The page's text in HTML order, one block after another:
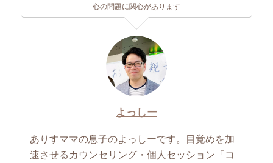
心の問題に関心があります
よっしー
ありすママの息子のよっしーです。目覚めを加
速させるカウンセリング・個人セッション「コ